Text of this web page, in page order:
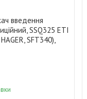
введення
SSQ325 ETI
SFT340),